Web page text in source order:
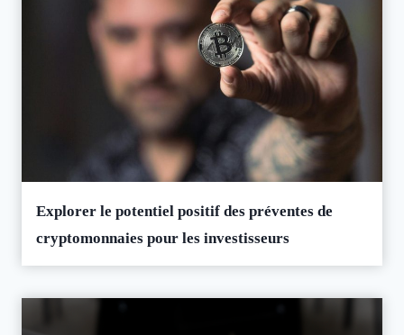
Explorer le potentiel positif des préventes de
cryptomonnaies pour les investisseurs